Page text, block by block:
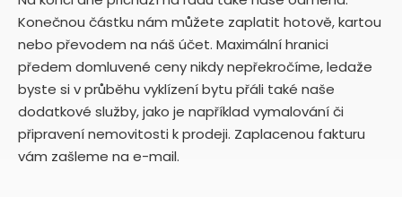
Konečnou částku nám můžete zaplatit hotově, kartou
nebo převodem na náš účet. Maximální hranici
předem domluvené ceny nikdy nepřekročíme, ledaže
byste si v průběhu vyklízení bytu přáli také naše
dodatkové služby, jako je například vymalování či
připravení nemovitosti k prodeji. Zaplacenou fakturu
vám zašleme na e-mail.